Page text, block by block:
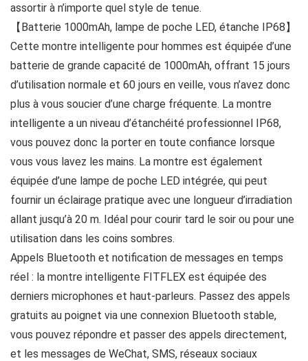
assortir à n’importe quel style de tenue.
【Batterie 1000mAh, lampe de poche LED, étanche IP68】
Cette montre intelligente pour hommes est équipée d’une
batterie de grande capacité de 1000mAh, offrant 15 jours
d’utilisation normale et 60 jours en veille, vous n’avez donc
plus à vous soucier d’une charge fréquente. La montre
intelligente a un niveau d’étanchéité professionnel IP68,
vous pouvez donc la porter en toute confiance lorsque
vous vous lavez les mains. La montre est également
équipée d’une lampe de poche LED intégrée, qui peut
fournir un éclairage pratique avec une longueur d’irradiation
allant jusqu’à 20 m. Idéal pour courir tard le soir ou pour une
utilisation dans les coins sombres.
Appels Bluetooth et notification de messages en temps
réel : la montre intelligente FITFLEX est équipée des
derniers microphones et haut-parleurs. Passez des appels
gratuits au poignet via une connexion Bluetooth stable,
vous pouvez répondre et passer des appels directement,
et les messages de WeChat, SMS, réseaux sociaux